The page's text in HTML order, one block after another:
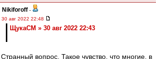
Nikiforoff -
30 авг 2022 22:48
ЩукаСМ » 30 авг 2022 22:43
Странный вопрос. Такое чувство, что многие, в